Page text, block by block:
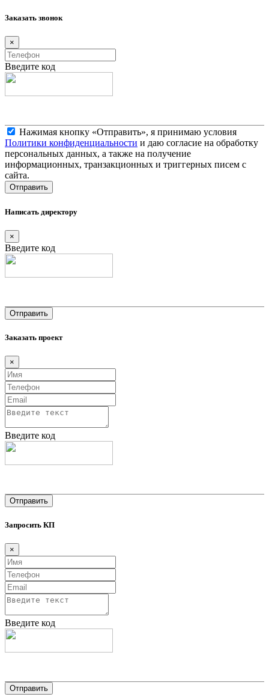
Заказать звонок
×
Введите код
Нажимая кнопку «Отправить», я принимаю условия
Политики конфиденциальности и даю согласие на обработку
персональных данных, а также на получение
информационных, транзакционных и триггерных писем с
сайта.
Написать директору
×
Введите код
Заказать проект
×
Введите код
Запросить КП
×
Введите код